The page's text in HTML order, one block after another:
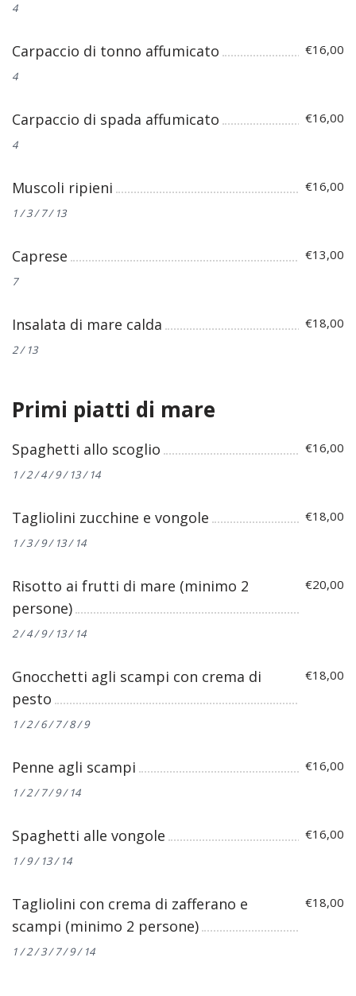
4
Carpaccio di tonno affumicato
4
€16,00
Carpaccio di spada affumicato
4
€16,00
Muscoli ripieni
1 / 3 / 7 / 13
€16,00
Caprese
7
€13,00
Insalata di mare calda
2 / 13
€18,00
Primi piatti di mare
Spaghetti allo scoglio
1 / 2 / 4 / 9 / 13 / 14
€16,00
Tagliolini zucchine e vongole
1 / 3 / 9 / 13 / 14
€18,00
Risotto ai frutti di mare (minimo 2
persone)
2 / 4 / 9 / 13 / 14
€20,00
Gnocchetti agli scampi con crema di
pesto
1 / 2 / 6 / 7 / 8 / 9
€18,00
Penne agli scampi
1 / 2 / 7 / 9 / 14
€16,00
Spaghetti alle vongole
1 / 9 / 13 / 14
€16,00
Tagliolini con crema di zafferano e
scampi (minimo 2 persone)
1 / 2 / 3 / 7 / 9 / 14
€18,00